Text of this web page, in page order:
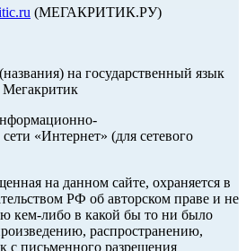
(МЕГАКРИТИК.РУ)
на государственный язык
«Интернет» (для сетевого
на данном сайте, охраняется в
РФ об авторском праве и не
кем-либо в какой бы то ни было
распространению,
с письменного разрешения